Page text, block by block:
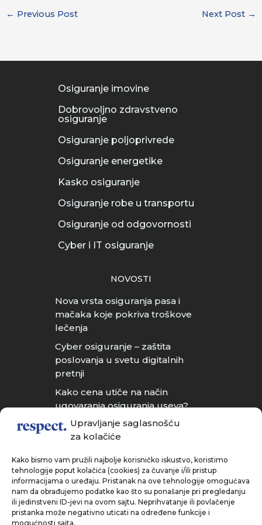
Upravljanje saglasnošću
za kolačiće
Kako bismo vam pružili najbolje korisničko iskustvo, koristimo
tehnologije poput kolačića (cookies) za čuvanje i/ili pristup
informacijama o uređaju. Pristanak na ove tehnologije omogućava
nam da obrađujemo podatke kao što su ponašanje pri pregledanju
ili jedinstveni ID-jevi na ovom sajtu. Neprihvatanje ili povlačenje
pristanka može negativno uticati na određene funkcije i
mogućnosti sajta.
← Previous Post Next Post →
Osiguranje imovine
Dobrovoljno zdravstveno
osiguranje
Osiguranje poljoprivrede
Osiguranje energetike
Kasko osiguranje
Osiguranje robe u transportu
Osiguranje od odgovornosti
Cyber i IT osiguranje
NOVOSTI
Nova vrsta osiguranja pasa i
mačaka koje pokriva troškove
lečenja
Cyber osiguranje – zaštita
poslovanja u svetu digitalnih
pretnji
Kako cena utiče na način
ugovaranja osiguranja useva?
Da li u Srbiji postoji osiguranje
kućnih ljubimaca?